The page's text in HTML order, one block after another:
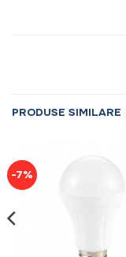
PRODUSE SIMILARE
-7%